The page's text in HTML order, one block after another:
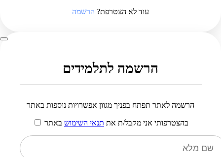
עוד לא הצטרפת? הרשמה
הרשמה לתלמידים
הרשמה לאתר תפתח בפניך מגוון אפשרויות נוספות באתר
בהצטרפותי אני מקבל/ת את תנאי השימוש באתר